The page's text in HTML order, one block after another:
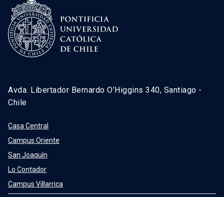
Avda. Libertador Bernardo O’Higgins 340, Santiago -
Chile
Casa Central
Campus Oriente
San Joaquín
Lo Contador
Campus Villarrica